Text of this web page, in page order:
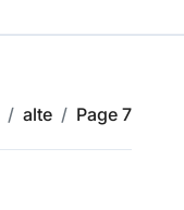
alte Page 7